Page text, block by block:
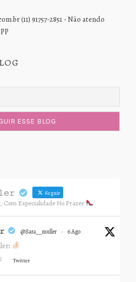
(11) 91757-2851 - Não atendo
Seguir
Com Especialidade No Prazer
@sara__muller · 6 Ago
:
Twitter